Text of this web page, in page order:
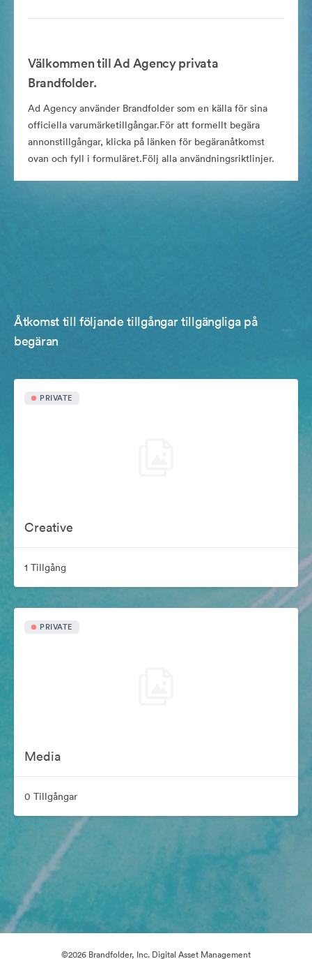
Välkommen till Ad Agency privata
Brandfolder.
Ad Agency använder Brandfolder som en källa för sina
officiella varumärketillgångar.För att formellt begära
annonstillgångar, klicka på länken för begäranåtkomst
ovan och fyll i formuläret.Följ alla användningsriktlinjer.
Åtkomst till följande tillgångar tillgängliga på
begäran
PRIVATE
Creative
1 Tillgång
PRIVATE
Media
0 Tillgångar
©2026 Brandfolder, Inc. Digital Asset Management